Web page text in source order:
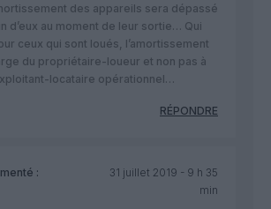
des appareils sera dépassé
d’eux au moment de leur sortie… Qui
ceux qui sont loués, l’amortissement
du propriétaire-loueur et non pas à
locataire opérationnel…
RÉPONDRE
:
31 juillet 2019 - 9 h 35
min